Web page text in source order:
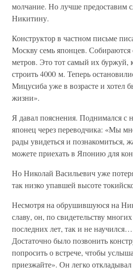
молчание. Но лучше предоставим
Никитину.
Конструктор в частном письме
Москву семь японцев.
метров. Это тот самый их буржуй,
строить 4000 м. Теперь
Мицусиба уже в возрасте и хотел
жизни».
Я давал пояснения. Поднимался
японец через переводчика: «Мы
рады увидеться и познакомиться,
можете приехать в Японию для
Но Николай Васильевич уже
так низко упавшей высоте
Несмотря на обрушившуюся на
славу, он, по свидетельству
последних лет, так и не
Достаточно было позвонить
попросить о встрече, чтобы
приезжайте». Он легко